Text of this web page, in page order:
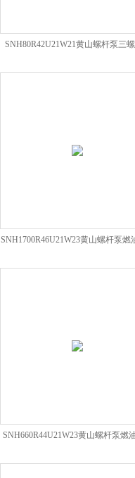
SNH80R42U21W21黄山螺杆泵三
SNH1700R46U21W23黄山螺杆泵燃
SNH660R44U21W23黄山螺杆泵燃